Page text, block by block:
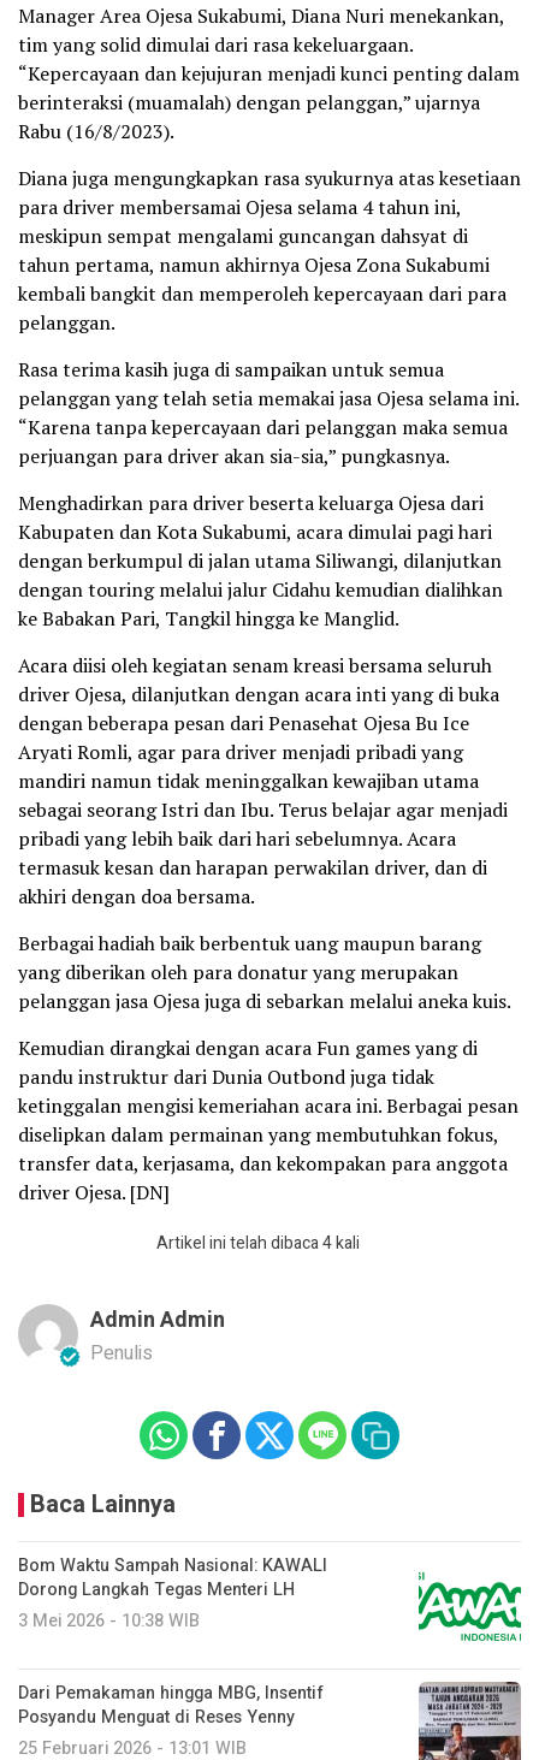
Manager Area Ojesa Sukabumi, Diana Nuri menekankan,
tim yang solid dimulai dari rasa kekeluargaan.
“Kepercayaan dan kejujuran menjadi kunci penting dalam
berinteraksi (muamalah) dengan pelanggan,” ujarnya
Rabu (16/8/2023).
Diana juga mengungkapkan rasa syukurnya atas kesetiaan
para driver membersamai Ojesa selama 4 tahun ini,
meskipun sempat mengalami guncangan dahsyat di
tahun pertama, namun akhirnya Ojesa Zona Sukabumi
kembali bangkit dan memperoleh kepercayaan dari para
pelanggan.
Rasa terima kasih juga di sampaikan untuk semua
pelanggan yang telah setia memakai jasa Ojesa selama ini.
“Karena tanpa kepercayaan dari pelanggan maka semua
perjuangan para driver akan sia-sia,” pungkasnya.
Menghadirkan para driver beserta keluarga Ojesa dari
Kabupaten dan Kota Sukabumi, acara dimulai pagi hari
dengan berkumpul di jalan utama Siliwangi, dilanjutkan
dengan touring melalui jalur Cidahu kemudian dialihkan
ke Babakan Pari, Tangkil hingga ke Manglid.
Acara diisi oleh kegiatan senam kreasi bersama seluruh
driver Ojesa, dilanjutkan dengan acara inti yang di buka
dengan beberapa pesan dari Penasehat Ojesa Bu Ice
Aryati Romli, agar para driver menjadi pribadi yang
mandiri namun tidak meninggalkan kewajiban utama
sebagai seorang Istri dan Ibu. Terus belajar agar menjadi
pribadi yang lebih baik dari hari sebelumnya. Acara
termasuk kesan dan harapan perwakilan driver, dan di
akhiri dengan doa bersama.
Berbagai hadiah baik berbentuk uang maupun barang
yang diberikan oleh para donatur yang merupakan
pelanggan jasa Ojesa juga di sebarkan melalui aneka kuis.
Kemudian dirangkai dengan acara Fun games yang di
pandu instruktur dari Dunia Outbond juga tidak
ketinggalan mengisi kemeriahan acara ini. Berbagai pesan
diselipkan dalam permainan yang membutuhkan fokus,
transfer data, kerjasama, dan kekompakan para anggota
driver Ojesa. [DN]
Artikel ini telah dibaca 4 kali
Admin Admin
Penulis
Baca Lainnya
Bom Waktu Sampah Nasional: KAWALI
Dorong Langkah Tegas Menteri LH
3 Mei 2026 - 10:38 WIB
Dari Pemakaman hingga MBG, Insentif
Posyandu Menguat di Reses Yenny
25 Februari 2026 - 13:01 WIB